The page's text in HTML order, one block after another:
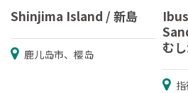
Shinjima Island / 新島
鹿儿岛市、樱岛
む